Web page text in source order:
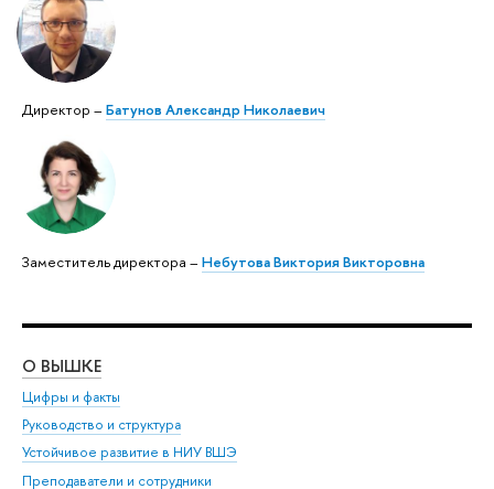
Директор – Батунов Александр Николаевич
Заместитель директора – Небутова Виктория Викторовна
О ВЫШКЕ
Цифры и факты
Руководство и структура
Устойчивое развитие в НИУ ВШЭ
Преподаватели и сотрудники